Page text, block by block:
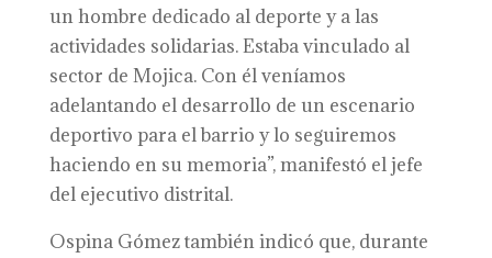
un hombre dedicado al deporte y a las
actividades solidarias. Estaba vinculado al
sector de Mojica. Con él veníamos
adelantando el desarrollo de un escenario
deportivo para el barrio y lo seguiremos
haciendo en su memoria”, manifestó el jefe
del ejecutivo distrital.
Ospina Gómez también indicó que, durante